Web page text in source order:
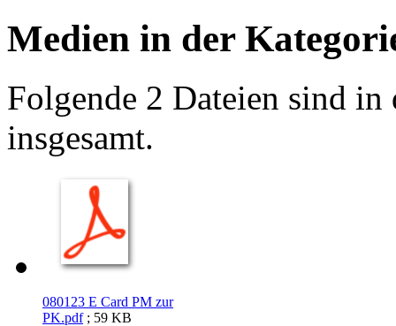
Medien in der
Folgende 2 Dateien sind
insgesamt.
080123 E Card PM zur
PK.pdf; 59 KB